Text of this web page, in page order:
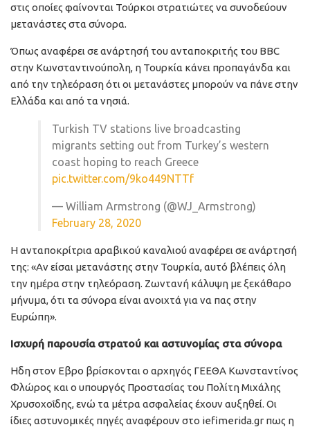
στις οποίες φαίνονται Τούρκοι στρατιώτες να συνοδεύουν
μετανάστες στα σύνορα.
Όπως αναφέρει σε ανάρτησή του ανταποκριτής του BBC
στην Κωνσταντινούπολη, η Τουρκία κάνει προπαγάνδα και
από την τηλεόραση ότι οι μετανάστες μπορούν να πάνε στην
Ελλάδα και από τα νησιά.
Turkish TV stations live broadcasting
migrants setting out from Turkey’s western
coast hoping to reach Greece
pic.twitter.com/9ko449NTTf
— William Armstrong (@WJ_Armstrong)
February 28, 2020
H ανταποκρίτρια αραβικού καναλιού αναφέρει σε ανάρτησή
της: «Αν είσαι μετανάστης στην Τουρκία, αυτό βλέπεις όλη
την ημέρα στην τηλεόραση. Ζωντανή κάλυψη με ξεκάθαρο
μήνυμα, ότι τα σύνορα είναι ανοιχτά για να πας στην
Ευρώπη».
Ισχυρή παρουσία στρατού και αστυνομίας στα σύνορα
Ηδη στον Εβρο βρίσκονται ο αρχηγός ΓΕΕΘΑ Κωνσταντίνος
Φλώρος και ο υπουργός Προστασίας του Πολίτη Μιχάλης
Χρυσοχοΐδης, ενώ τα μέτρα ασφαλείας έχουν αυξηθεί. Οι
ίδιες αστυνομικές πηγές αναφέρουν στο iefimerida.gr πως η